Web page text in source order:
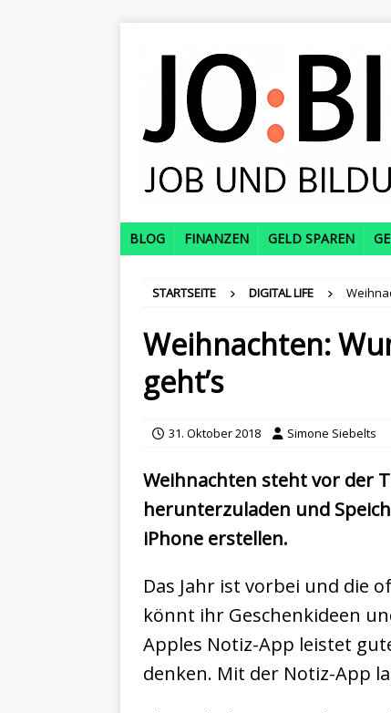
BLOG FINANZEN GELD SPAREN
STARTSEITE DIGITAL LIFE
Weihnachten:
geht’s
31. Oktober 2018 Simone Siebelts
Weihnachten steht vor der
herunterzuladen und
iPhone erstellen.
Das Jahr ist vorbei und die
könnt ihr Geschenkideen
Apples Notiz-App leistet
denken. Mit der Notiz-App